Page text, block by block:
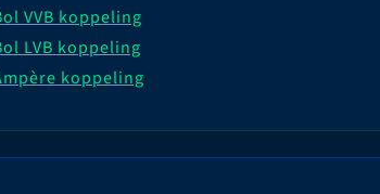
VVB koppeling
LVB koppeling
koppeling